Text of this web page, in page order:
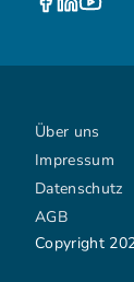
Copyright
Über uns
Impressum
Datenschutz
AGB